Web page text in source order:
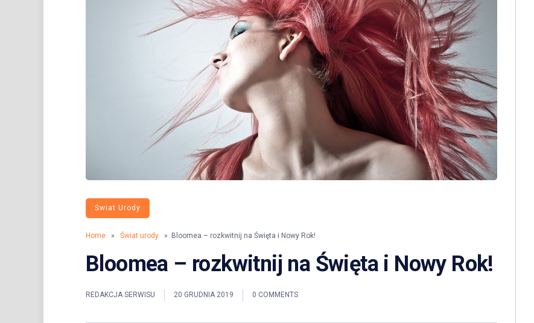
Świat Urody
Home » Świat urody » Bloomea – rozkwitnij na Święta i Nowy Rok!
Bloomea – rozkwitnij na Święta i Nowy Rok!
REDAKCJA SERWISU 20 GRUDNIA 2019 0 COMMENTS